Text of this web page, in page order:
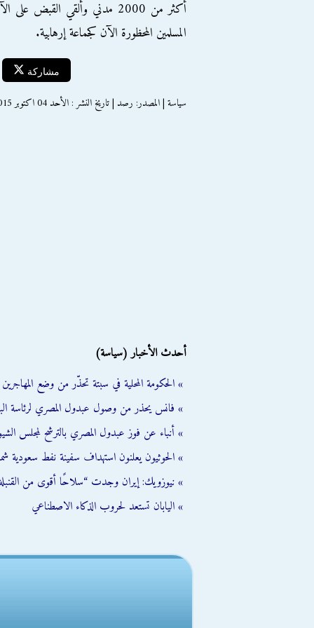
أكثر من 2000 مدني وألقي
المسلمين المحظورة الآن كجماعة إرهابية.
مشاركة
سياسة | المصدر: رصد | تاريخ النشر : الأحد 04 اكتوبر 2015
أحدث الأخبار (سياسة)
» الحكومة المحلية في سبتة تحذّر من وضع
» فانس يحذر من وصول عبدول المصري لرئاسة
» أنباء عن فوز عبدول المصري بالترشح لمجلس
» الحوثيون يعلنون استهداف سفينة نفط سعودية
» نيوزويك: إيران وجدت “سلاحًا أقوى من القنبلة
» اليابان تستعد لحروب الذكاء الاصطناعي